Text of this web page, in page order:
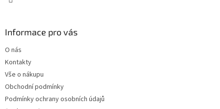
Informace pro vás
O nás
Kontakty
Vše o nákupu
Obchodní podmínky
Podmínky ochrany osobních údajů